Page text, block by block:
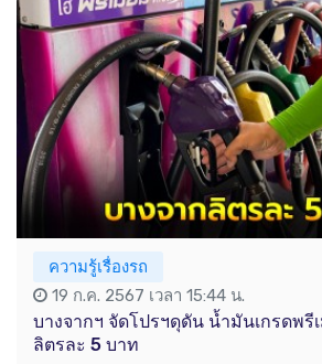
ความรู้เรื่องรถ
19 ก.ค. 2567 เวลา 15:44 น.
บางจากฯ จัดโปรฯดุดัน น้ำมันเกรดพรี
ลิตรละ 5 บาท